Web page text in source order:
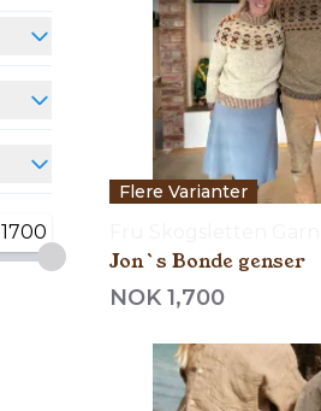
1700
Flere Varianter
Jon`s Bonde genser
NOK 1,700